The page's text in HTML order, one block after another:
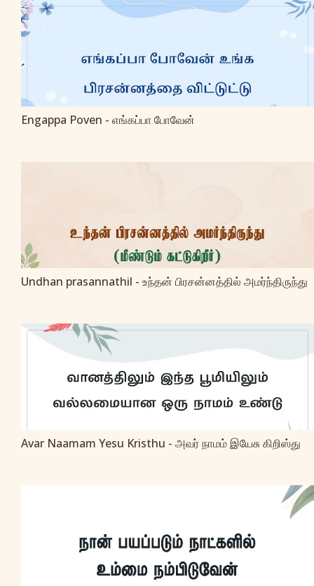
Engappa Poven - எங்கப்பா போவேன்
Undhan prasannathil - உந்தன் பிரசன்னத்தில் அமர்ந்திருந்து
Avar Naamam Yesu Kristhu - அவர் நாமம் இயேசு கிறிஸ்து